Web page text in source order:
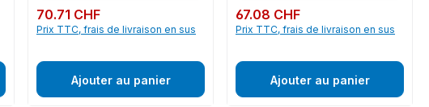
Prix régulier :
70.71 CHF
Prix TTC, frais de livraison en sus
Ajouter au panier
Prix régulier :
67.08 CHF
Prix TTC, frais de livraison en sus
Ajouter au panier